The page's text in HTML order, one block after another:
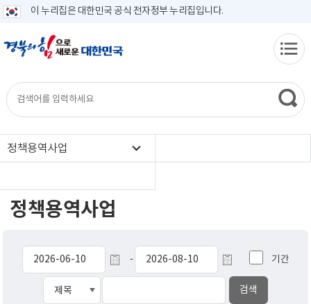
이 누리집은 대한민국 공식 전자정부 누리집입니다.
정책용역사업
정책용역사업
- 기간